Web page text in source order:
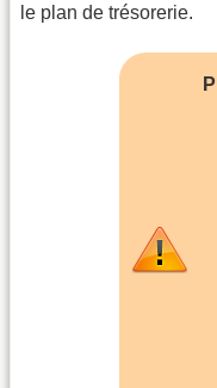
le plan de trésorerie.